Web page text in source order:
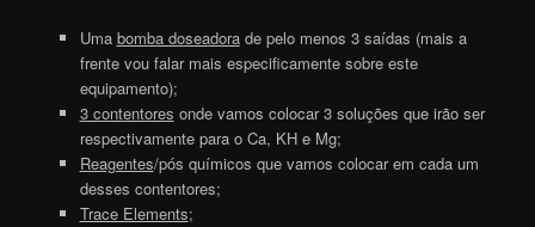
Uma bomba doseadorade pelo menos 3 saídas (mais a
frente vou falar mais especificamente sobre este
equipamento);
3 contentores onde vamos colocar 3 soluções que irão ser
respectivamente para o Ca, KH e Mg;
Reagentes/pós químicos que vamos colocar em cada um
desses contentores;
Trace Elements;